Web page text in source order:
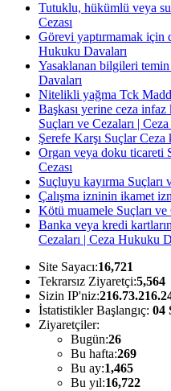
Tutuklu, hükümlü veya
Cezası
Görevi yaptırmamak için
Hukuku Davaları
Yasaklanan bilgileri
Davaları
Nitelikli yağma Tck
Başkası yerine ceza
Suçları ve Cezaları |
Şerefe Karşı Suçlar Ceza
Organ veya doku ticareti
Cezası
Suçluyu kayırma Suçları
Çalışma izninin ikamet
Kötü muamele Suçları
Banka veya kredi
Cezaları | Ceza Hukuku
Site Sayacı:16,721
Tekrarsız Ziyaretçi:5,564
Sizin IP'niz:
İstatistikler Başlangıç: 04
Ziyaretçiler:
Bugün:26
Bu hafta:269
Bu ay:1,465
Bu yıl:16,722